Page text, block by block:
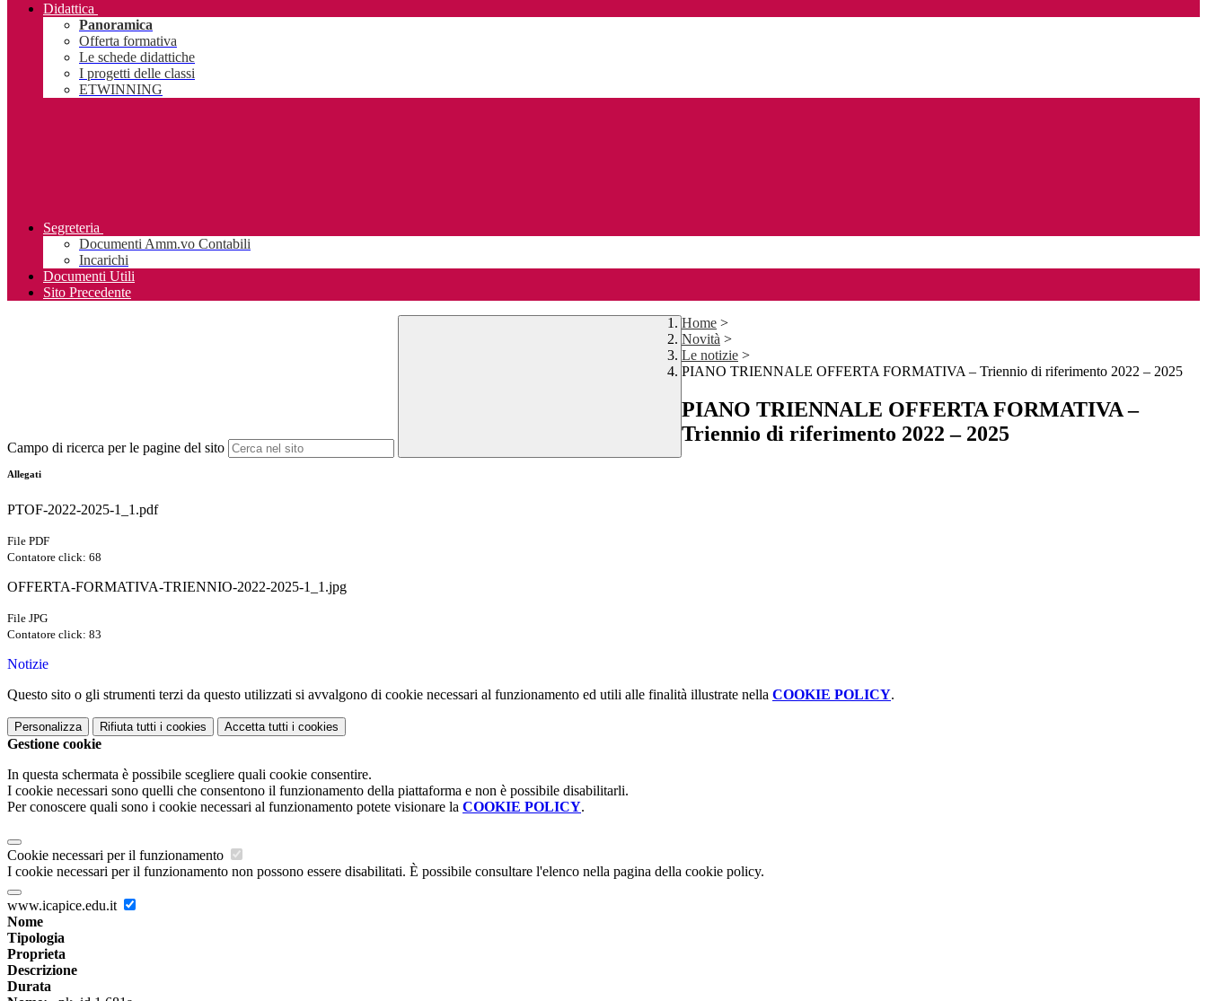
Didattica
Panoramica
Offerta formativa
Le schede didattiche
I progetti delle classi
ETWINNING
Segreteria
Documenti Amm.vo Contabili
Incarichi
Documenti Utili
Sito Precedente
Campo di ricerca per le pagine del sito
Home >
Novità >
Le notizie >
PIANO TRIENNALE OFFERTA FORMATIVA – Triennio di riferimento 2022 – 2025
PIANO TRIENNALE OFFERTA FORMATIVA –
Triennio di riferimento 2022 – 2025
Allegati
PTOF-2022-2025-1_1.pdf
File PDF
Contatore click: 68
OFFERTA-FORMATIVA-TRIENNIO-2022-2025-1_1.jpg
File JPG
Contatore click: 83
Notizie
Questo sito o gli strumenti terzi da questo utilizzati si avvalgono di cookie necessari al funzionamento ed utili alle finalità illustrate nella COOKIE POLICY.
Personalizza Rifiuta tutti i cookies Accetta tutti i cookies
Gestione cookie
In questa schermata è possibile scegliere quali cookie consentire.
I cookie necessari sono quelli che consentono il funzionamento della piattaforma e non è possibile disabilitarli.
Per conoscere quali sono i cookie necessari al funzionamento potete visionare la COOKIE POLICY.
Cookie necessari per il funzionamento
I cookie necessari per il funzionamento non possono essere disabilitati. È possibile consultare l'elenco nella pagina della cookie policy.
www.icapice.edu.it
Nome
Tipologia
Proprieta
Descrizione
Durata